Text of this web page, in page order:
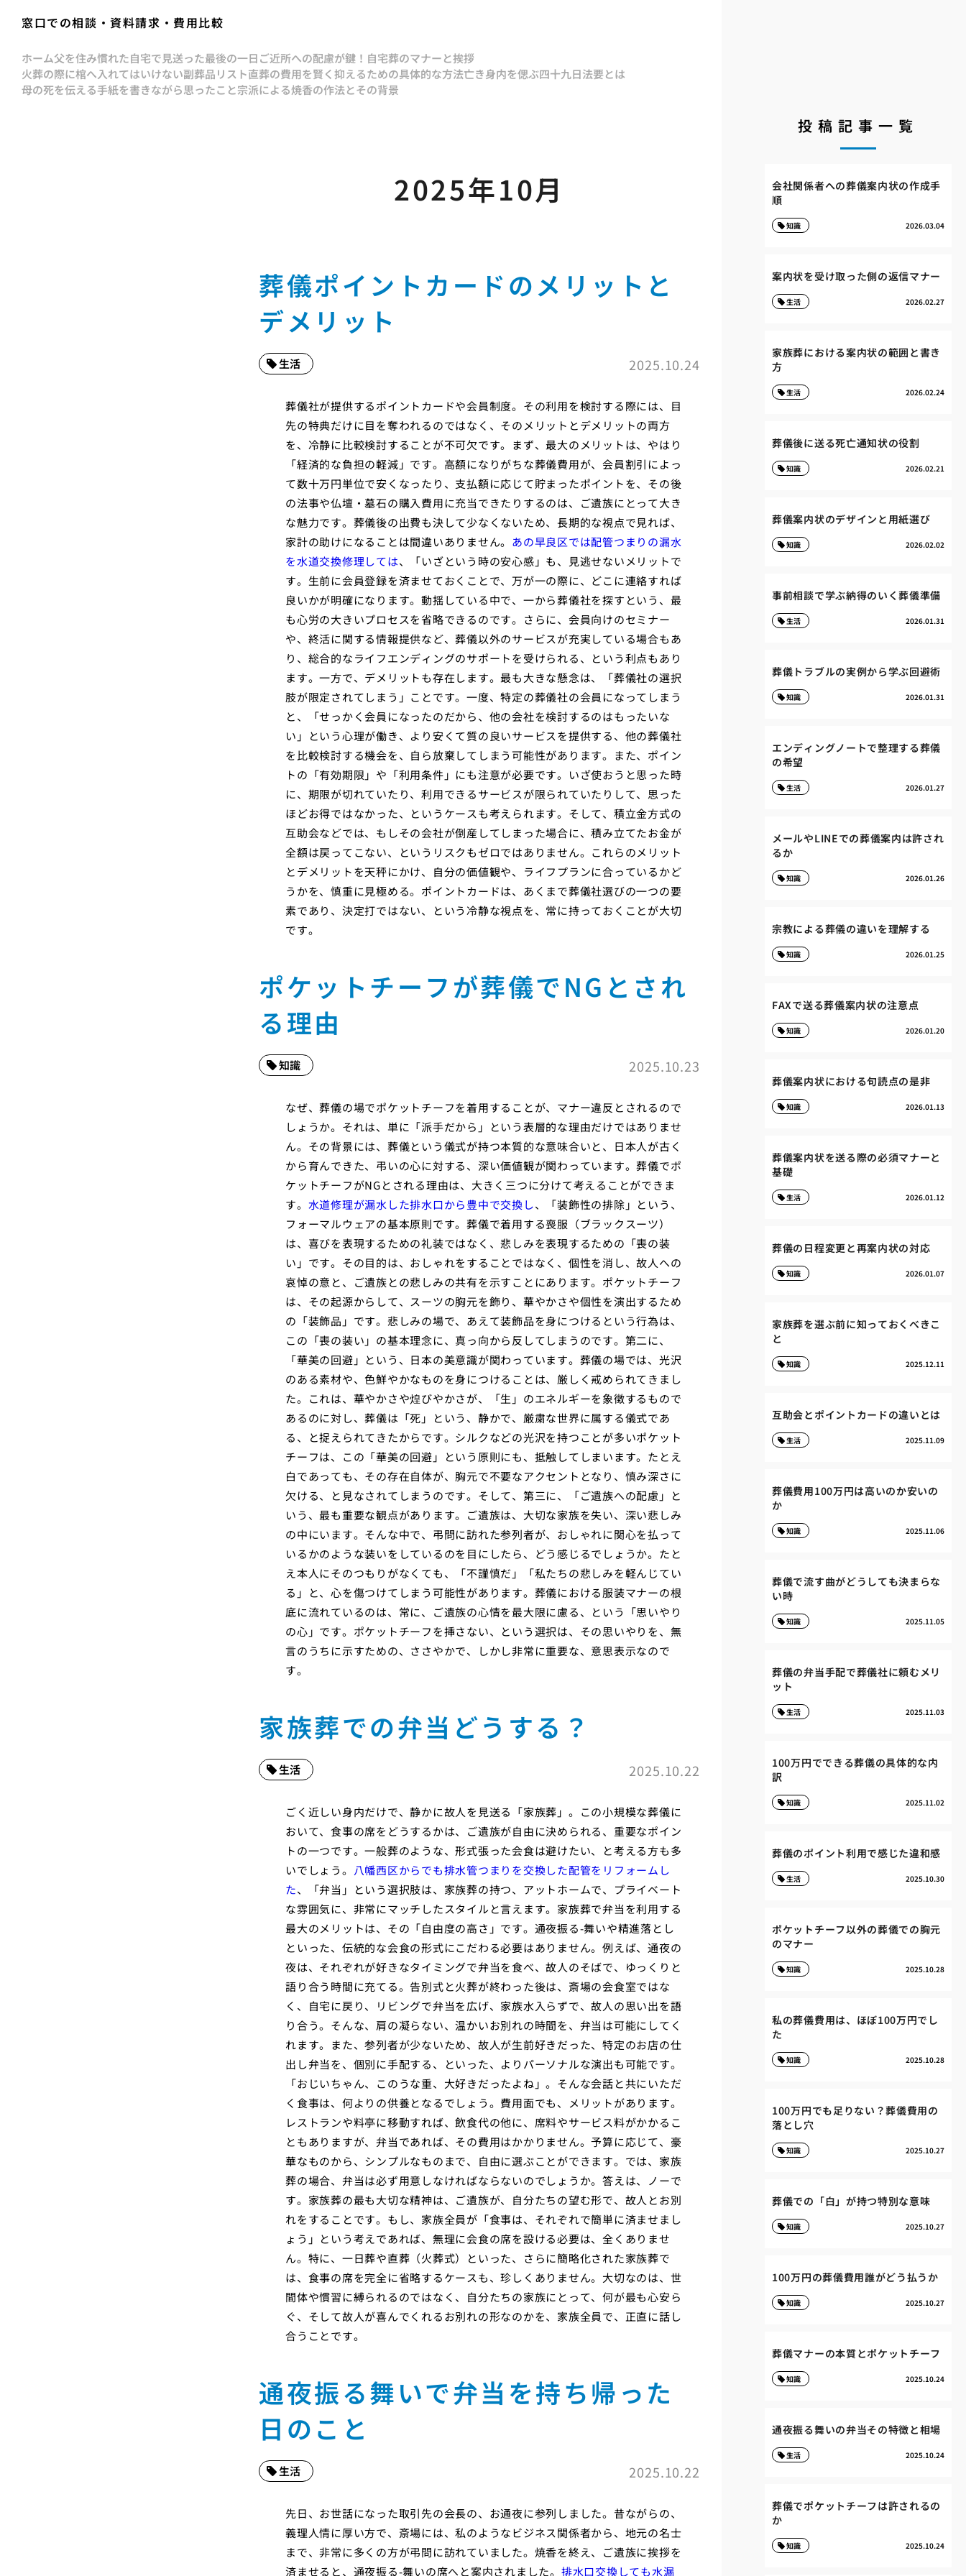
窓口での相談・資料請求・費用比較
ホーム父を住み慣れた自宅で見送った最後の一日ご近所への配慮が鍵！自宅葬のマナーと挨拶
火葬の際に棺へ入れてはいけない副葬品リスト直葬の費用を賢く抑えるための具体的な方法亡き身内を偲ぶ四十九日法要とは
母の死を伝える手紙を書きながら思ったこと宗派による焼香の作法とその背景
2025年10月
葬儀ポイントカードのメリットと
デメリット
2025.10.24
生活
葬儀社が提供するポイントカードや会員制度。その利用を検討する際には、目
先の特典だけに目を奪われるのではなく、そのメリットとデメリットの両方
を、冷静に比較検討することが不可欠です。まず、最大のメリットは、やはり
「経済的な負担の軽減」です。高額になりがちな葬儀費用が、会員割引によっ
て数十万円単位で安くなったり、支払額に応じて貯まったポイントを、その後
の法事や仏壇・墓石の購入費用に充当できたりするのは、ご遺族にとって大き
な魅力です。葬儀後の出費も決して少なくないため、長期的な視点で見れば、
家計の助けになることは間違いありません。 あの早良区では配管つまりの漏水
を水道交換修理しては、「いざという時の安心感」も、見逃せないメリットで
す。生前に会員登録を済ませておくことで、万が一の際に、どこに連絡すれば
良いかが明確になります。動揺している中で、一から葬儀社を探すという、最
も心労の大きいプロセスを省略できるのです。さらに、会員向けのセミナー
や、終活に関する情報提供など、葬儀以外のサービスが充実している場合もあ
り、総合的なライフエンディングのサポートを受けられる、という利点もあり
ます。一方で、デメリットも存在します。最も大きな懸念は、「葬儀社の選択
肢が限定されてしまう」ことです。一度、特定の葬儀社の会員になってしまう
と、「せっかく会員になったのだから、他の会社を検討するのはもったいな
い」という心理が働き、より安くて質の良いサービスを提供する、他の葬儀社
を比較検討する機会を、自ら放棄してしまう可能性があります。また、ポイン
トの「有効期限」や「利用条件」にも注意が必要です。いざ使おうと思った時
に、期限が切れていたり、利用できるサービスが限られていたりして、思った
ほどお得ではなかった、というケースも考えられます。そして、積立金方式の
互助会などでは、もしその会社が倒産してしまった場合に、積み立てたお金が
全額は戻ってこない、というリスクもゼロではありません。これらのメリット
とデメリットを天秤にかけ、自分の価値観や、ライフプランに合っているかど
うかを、慎重に見極める。ポイントカードは、あくまで葬儀社選びの一つの要
素であり、決定打ではない、という冷静な視点を、常に持っておくことが大切
です。
ポケットチーフが葬儀でNGとされ
る理由
2025.10.23
知識
なぜ、葬儀の場でポケットチーフを着用することが、マナー違反とされるので
しょうか。それは、単に「派手だから」という表層的な理由だけではありませ
ん。その背景には、葬儀という儀式が持つ本質的な意味合いと、日本人が古く
から育んできた、弔いの心に対する、深い価値観が関わっています。葬儀でポ
ケットチーフがNGとされる理由は、大きく三つに分けて考えることができま
す。 水道修理が漏水した排水口から豊中で交換し、「装飾性の排除」という、
フォーマルウェアの基本原則です。葬儀で着用する喪服（ブラックスーツ）
は、喜びを表現するための礼装ではなく、悲しみを表現するための「喪の装
い」です。その目的は、おしゃれをすることではなく、個性を消し、故人への
哀悼の意と、ご遺族との悲しみの共有を示すことにあります。ポケットチーフ
は、その起源からして、スーツの胸元を飾り、華やかさや個性を演出するため
の「装飾品」です。悲しみの場で、あえて装飾品を身につけるという行為は、
この「喪の装い」の基本理念に、真っ向から反してしまうのです。第二に、
「華美の回避」という、日本の美意識が関わっています。葬儀の場では、光沢
のある素材や、色鮮やかなものを身につけることは、厳しく戒められてきまし
た。これは、華やかさや煌びやかさが、「生」のエネルギーを象徴するもので
あるのに対し、葬儀は「死」という、静かで、厳粛な世界に属する儀式であ
る、と捉えられてきたからです。シルクなどの光沢を持つことが多いポケット
チーフは、この「華美の回避」という原則にも、抵触してしまいます。たとえ
白であっても、その存在自体が、胸元で不要なアクセントとなり、慎み深さに
欠ける、と見なされてしまうのです。そして、第三に、「ご遺族への配慮」と
いう、最も重要な観点があります。ご遺族は、大切な家族を失い、深い悲しみ
の中にいます。そんな中で、弔問に訪れた参列者が、おしゃれに関心を払って
いるかのような装いをしているのを目にしたら、どう感じるでしょうか。たと
え本人にそのつもりがなくても、「不謹慎だ」「私たちの悲しみを軽んじてい
る」と、心を傷つけてしまう可能性があります。葬儀における服装マナーの根
底に流れているのは、常に、ご遺族の心情を最大限に慮る、という「思いやり
の心」です。ポケットチーフを挿さない、という選択は、その思いやりを、無
言のうちに示すための、ささやかで、しかし非常に重要な、意思表示なので
す。
家族葬での弁当どうする？
2025.10.22
生活
ごく近しい身内だけで、静かに故人を見送る「家族葬」。この小規模な葬儀に
おいて、食事の席をどうするかは、ご遺族が自由に決められる、重要なポイン
トの一つです。一般葬のような、形式張った会食は避けたい、と考える方も多
いでしょう。 八幡西区からでも排水管つまりを交換した配管をリフォームし
た、「弁当」という選択肢は、家族葬の持つ、アットホームで、プライベート
な雰囲気に、非常にマッチしたスタイルと言えます。家族葬で弁当を利用する
最大のメリットは、その「自由度の高さ」です。通夜振る-舞いや精進落とし
といった、伝統的な会食の形式にこだわる必要はありません。例えば、通夜の
夜は、それぞれが好きなタイミングで弁当を食べ、故人のそばで、ゆっくりと
語り合う時間に充てる。告別式と火葬が終わった後は、斎場の会食室ではな
く、自宅に戻り、リビングで弁当を広げ、家族水入らずで、故人の思い出を語
り合う。そんな、肩の凝らない、温かいお別れの時間を、弁当は可能にしてく
れます。また、参列者が少ないため、故人が生前好きだった、特定のお店の仕
出し弁当を、個別に手配する、といった、よりパーソナルな演出も可能です。
「おじいちゃん、このうな重、大好きだったよね」。そんな会話と共にいただ
く食事は、何よりの供養となるでしょう。費用面でも、メリットがあります。
レストランや料亭に移動すれば、飲食代の他に、席料やサービス料がかかるこ
ともありますが、弁当であれば、その費用はかかりません。予算に応じて、豪
華なものから、シンプルなものまで、自由に選ぶことができます。では、家族
葬の場合、弁当は必ず用意しなければならないのでしょうか。答えは、ノーで
す。家族葬の最も大切な精神は、ご遺族が、自分たちの望む形で、故人とお別
れをすることです。もし、家族全員が「食事は、それぞれで簡単に済ませまし
ょう」という考えであれば、無理に会食の席を設ける必要は、全くありませ
ん。特に、一日葬や直葬（火葬式）といった、さらに簡略化された家族葬で
は、食事の席を完全に省略するケースも、珍しくありません。大切なのは、世
間体や慣習に縛られるのではなく、自分たちの家族にとって、何が最も心安ら
ぐ、そして故人が喜んでくれるお別れの形なのかを、家族全員で、正直に話し
合うことです。
通夜振る舞いで弁当を持ち帰った
日のこと
2025.10.22
生活
先日、お世話になった取引先の会長の、お通夜に参列しました。昔ながらの、
義理人情に厚い方で、斎場には、私のようなビジネス関係者から、地元の名士
まで、非常に多くの方が弔問に訪れていました。焼香を終え、ご遺族に挨拶を
済ませると、通夜振る-舞いの席へと案内されました。 排水口交換しても水漏
投稿記事一覧
会社関係者への葬儀案内状の作成手
順
2026.03.04
知識
案内状を受け取った側の返信マナー
2026.02.27
生活
家族葬における案内状の範囲と書き
方
2026.02.24
生活
葬儀後に送る死亡通知状の役割
2026.02.21
知識
葬儀案内状のデザインと用紙選び
2026.02.02
知識
事前相談で学ぶ納得のいく葬儀準備
2026.01.31
生活
葬儀トラブルの実例から学ぶ回避術
2026.01.31
知識
エンディングノートで整理する葬儀
の希望
2026.01.27
生活
メールやLINEでの葬儀案内は許され
るか
2026.01.26
知識
宗教による葬儀の違いを理解する
2026.01.25
知識
FAXで送る葬儀案内状の注意点
2026.01.20
知識
葬儀案内状における句読点の是非
2026.01.13
知識
葬儀案内状を送る際の必須マナーと
基礎
2026.01.12
生活
葬儀の日程変更と再案内状の対応
2026.01.07
知識
家族葬を選ぶ前に知っておくべきこ
と
2025.12.11
知識
互助会とポイントカードの違いとは
2025.11.09
生活
葬儀費用100万円は高いのか安いの
か
2025.11.06
知識
葬儀で流す曲がどうしても決まらな
い時
2025.11.05
知識
葬儀の弁当手配で葬儀社に頼むメリ
ット
2025.11.03
生活
100万円でできる葬儀の具体的な内
訳
2025.11.02
知識
葬儀のポイント利用で感じた違和感
2025.10.30
生活
ポケットチーフ以外の葬儀での胸元
のマナー
2025.10.28
知識
私の葬儀費用は、ほぼ100万円でし
た
2025.10.28
知識
100万円でも足りない？葬儀費用の
落とし穴
2025.10.27
知識
葬儀での「白」が持つ特別な意味
2025.10.27
知識
100万円の葬儀費用誰がどう払うか
2025.10.27
知識
葬儀マナーの本質とポケットチーフ
2025.10.24
知識
通夜振る舞いの弁当その特徴と相場
2025.10.24
生活
葬儀でポケットチーフは許されるの
か
2025.10.24
知識